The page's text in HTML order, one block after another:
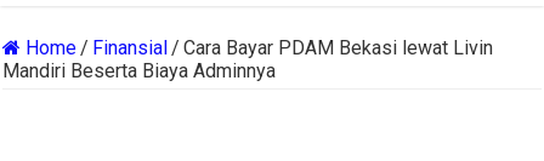
Home/ Finansial/ Cara Bayar PDAM Bekasi lewat Livin
Mandiri Beserta Biaya Adminnya